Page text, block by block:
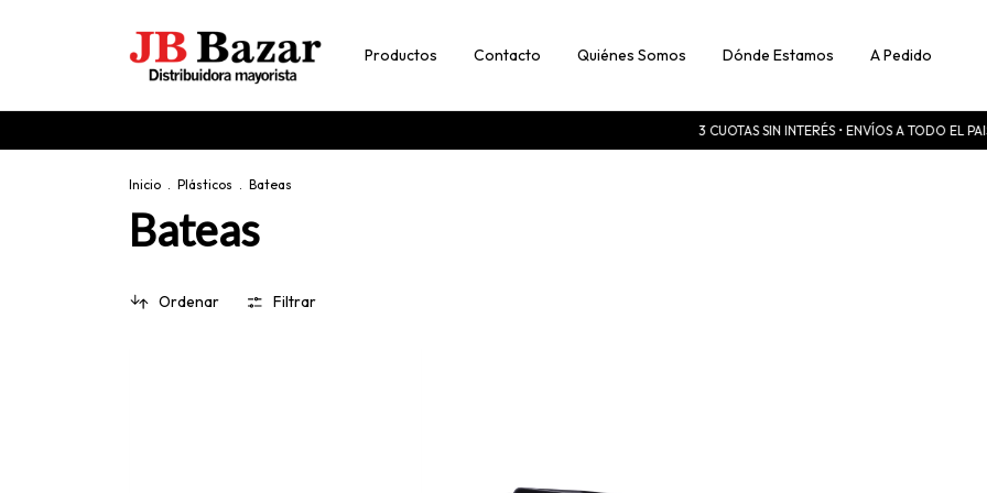
Productos Contacto Quiénes Somos Dónde Estamos A Pedido
3 CUOTAS SIN INTERÉS • ENVÍOS A TODO EL
Inicio . Plásticos . Bateas
Bateas
Ordenar Filtrar